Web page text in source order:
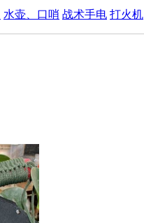
水壶、口哨 战术手电 打火机